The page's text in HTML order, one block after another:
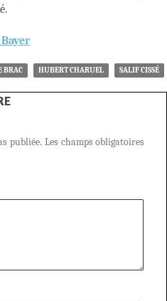
BRAC HUBERT CHARUEL SALIF CISSÉ
publiée. Les champs obligatoires